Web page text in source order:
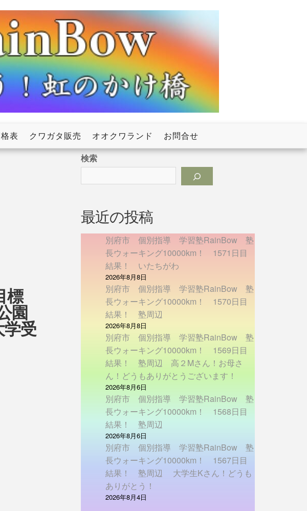
表 クワガタ販売 オオクワランド お問合せ
標
園
受
検索
最近の投稿
別府市 個別指導 学習塾RainBow 塾
長ウォーキング10000km！ 1571日目
結果！ いたちがわ
2026年8月8日
別府市 個別指導 学習塾RainBow 塾
長ウォーキング10000km！ 1570日目
結果！ 塾周辺
2026年8月8日
別府市 個別指導 学習塾RainBow 塾
長ウォーキング10000km！ 1569日目
結果！ 塾周辺 高２Mさん！お母さ
ん！どうもありがとうございます！
2026年8月6日
別府市 個別指導 学習塾RainBow 塾
長ウォーキング10000km！ 1568日目
結果！ 塾周辺
2026年8月6日
別府市 個別指導 学習塾RainBow 塾
長ウォーキング10000km！ 1567日目
結果！ 塾周辺 大学生Kさん！どうも
ありがとう！
2026年8月4日